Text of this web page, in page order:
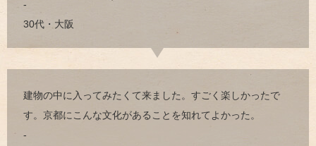
-
30代・大阪
建物の中に入ってみたくて来ました。すごく楽しかったで
す。京都にこんな文化があることを知れてよかった。
-